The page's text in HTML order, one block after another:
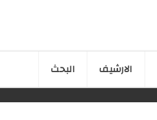
الارشیف البحث